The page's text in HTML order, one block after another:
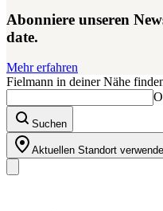
Abonniere unseren
date.
Mehr erfahren
Fielmann in deiner Nähe
Suchen
Aktuellen Standort